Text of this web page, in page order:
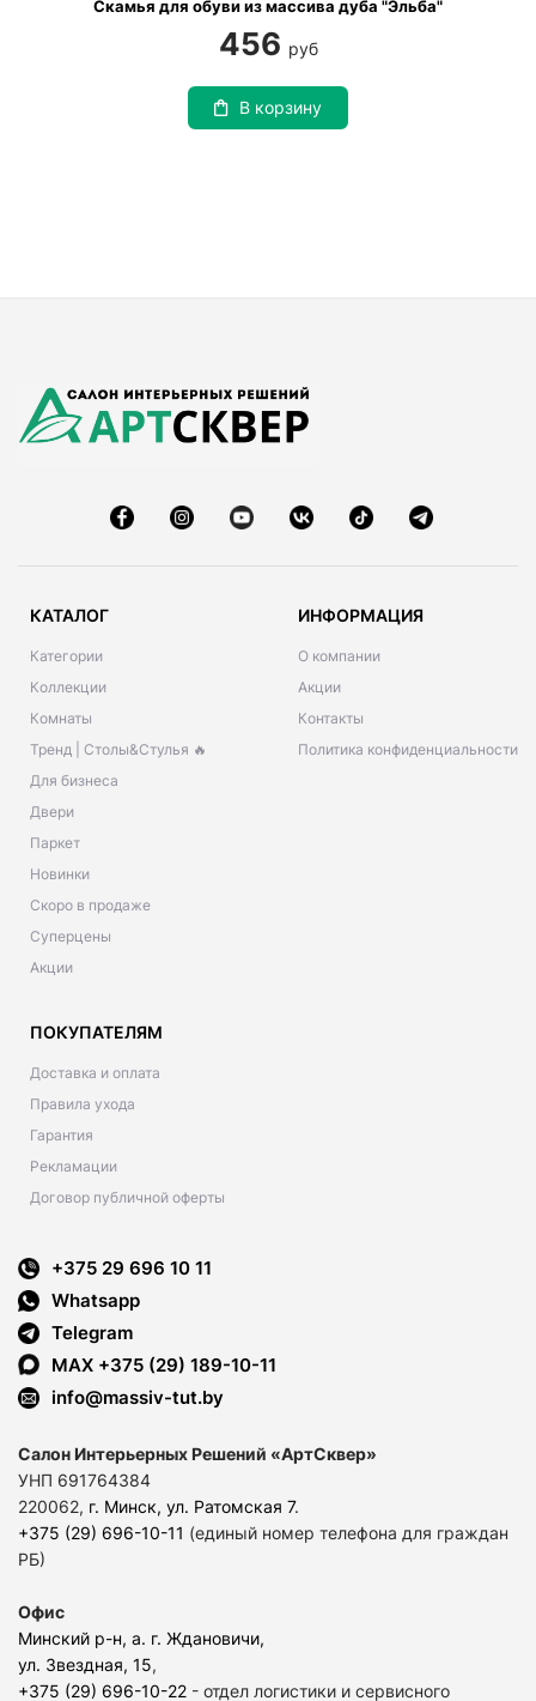
Скамья для обуви из массива дуба "Эльба"
456 руб
В корзину
КАТАЛОГ
Категории
Коллекции
Комнаты
Тренд | Столы&Стулья 🔥
Для бизнеса
Двери
Паркет
Новинки
Скоро в продаже
Суперцены
Акции
ИНФОРМАЦИЯ
О компании
Акции
Контакты
Политика конфиденциальности
ПОКУПАТЕЛЯМ
Доставка и оплата
Правила ухода
Гарантия
Рекламации
Договор публичной оферты
+375 29 696 10 11
Whatsapp
Telegram
MAX +375 (29) 189-10-11
info@massiv-tut.by
Салон Интерьерных Решений «АртСквер»
УНП 691764384
220062, г. Минск, ул. Ратомская 7.
+375 (29) 696-10-11 (единый номер телефона для граждан
РБ)
Офис
Минский р-н, а. г. Ждановичи,
ул. Звездная, 15,
+375 (29) 696-10-22 - отдел логистики и сервисного